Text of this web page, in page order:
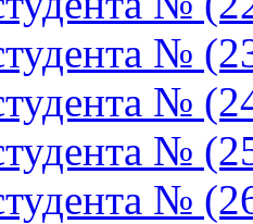
№
№
№
№